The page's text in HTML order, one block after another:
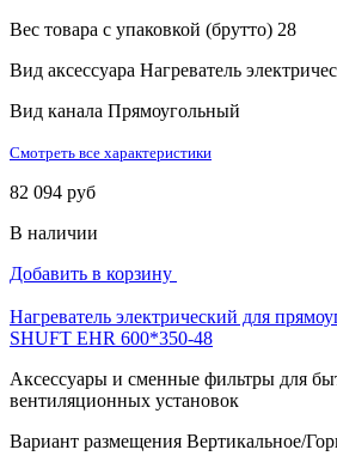
Вес товара с упаковкой (брутто) 28
Вид аксессуара Нагреватель
Вид канала Прямоугольный
Смотреть все характеристики
82 094 руб
В наличии
Добавить в корзину
Нагреватель электрический для
SHUFT EHR 600*350-48
Аксессуары и сменные фильтры для
вентиляционных установок
Вариант размещения Вертикальное/